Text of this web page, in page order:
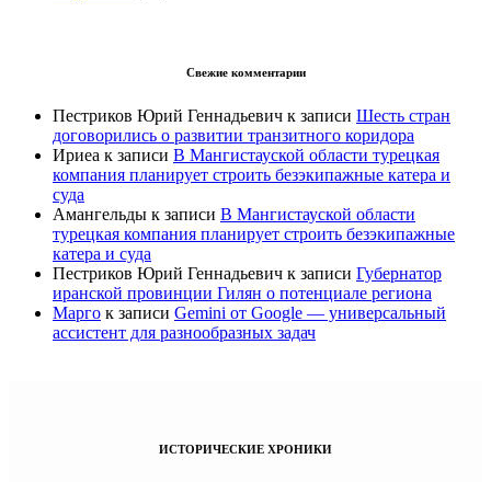
Свежие комментарии
Пестриков Юрий Геннадьевич к записи Шесть стран
договорились о развитии транзитного коридора
Ириеа к записи В Мангистауской области турецкая
компания планирует строить безэкипажные катера и
суда
Амангельды к записи В Мангистауской области
турецкая компания планирует строить безэкипажные
катера и суда
Пестриков Юрий Геннадьевич к записи Губернатор
иранской провинции Гилян о потенциале региона
Марго к записи Gemini от Google — универсальный
ассистент для разнообразных задач
ИСТОРИЧЕСКИЕ ХРОНИКИ